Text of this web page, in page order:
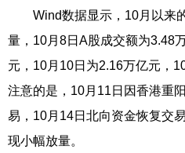
Wind数据显示，10月以来
量，10月8日A股成交额为3.48
元，10月10日为2.16万亿元，
注意的是，10月11日因香港重
易，10月14日北向资金恢复交
现小幅放量。